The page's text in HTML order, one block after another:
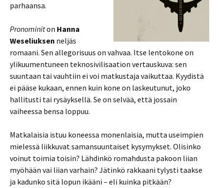
parhaansa.
Pronominiton Hanna
Weseliuksen neljäs
romaani. Sen allegorisuus on vahvaa. Itse lentokone on
ylikuumentuneen teknosivilisaation vertauskuva: sen
suuntaan tai vauhtiin ei voi matkustaja vaikuttaa. Kyydistä
ei pääse kukaan, ennen kuin kone on laskeutunut, joko
hallitusti tai rysäyksellä. Se on selvää, että jossain
vaiheessa bensa loppuu.
Matkalaisia istuu koneessa monenlaisia, mutta useimpien
mielessä liikkuvat samansuuntaiset kysymykset. Olisinko
voinut toimia toisin? Lähdinkö romahdusta pakoon liian
myöhään vai liian varhain? Jätinkö rakkaani tylysti taakse
ja kadunko sitä lopun ikääni – eli kuinka pitkään?